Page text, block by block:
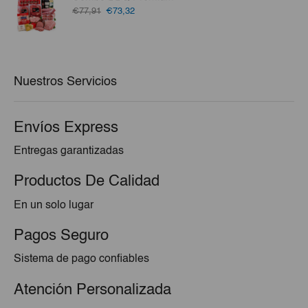
€1,25.€1,15.
€77,91 El
€73,32El
Nuestros Servicios
Envíos Express
Entregas garantizadas
Productos De Calidad
En un solo lugar
Pagos Seguro
Sistema de pago confiables
Atención Personalizada